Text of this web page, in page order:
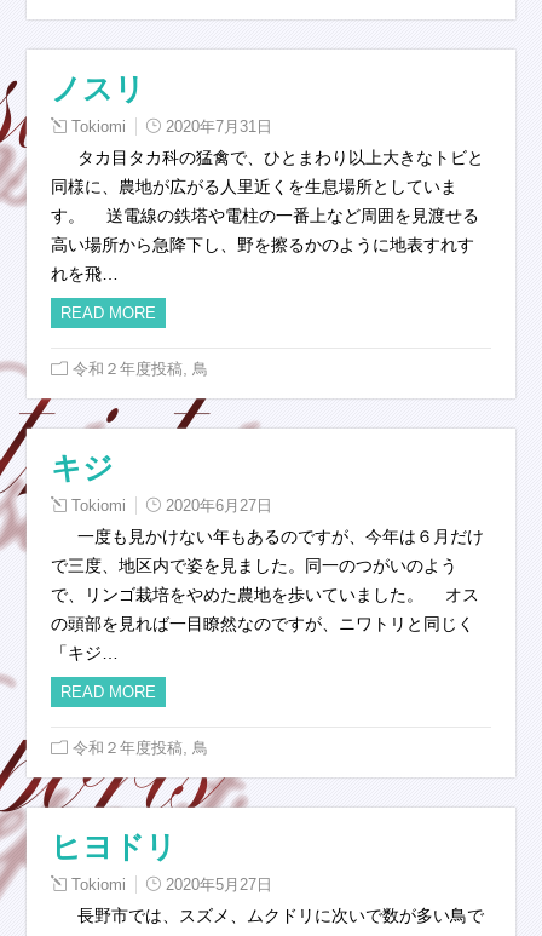
ノスリ
Tokiomi 2020年7月31日
タカ目タカ科の猛禽で、ひとまわり以上大きなトビと
同様に、農地が広がる人里近くを生息場所としていま
す。 送電線の鉄塔や電柱の一番上など周囲を見渡せる
高い場所から急降下し、野を擦るかのように地表すれす
れを飛…
READ MORE
令和２年度投稿 鳥
キジ
Tokiomi 2020年6月27日
一度も見かけない年もあるのですが、今年は６月だけ
で三度、地区内で姿を見ました。同一のつがいのよう
で、リンゴ栽培をやめた農地を歩いていました。 オス
の頭部を見れば一目瞭然なのですが、ニワトリと同じく
「キジ…
READ MORE
令和２年度投稿 鳥
ヒヨドリ
Tokiomi 2020年5月27日
長野市では、スズメ、ムクドリに次いで数が多い鳥で